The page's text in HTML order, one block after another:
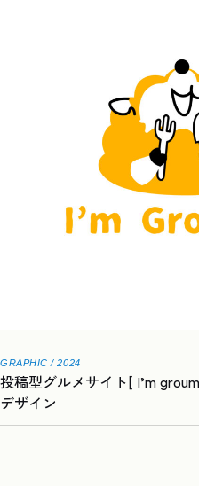
GRAPHIC / 2024
投稿型グルメサイト[ I’m
デザイン